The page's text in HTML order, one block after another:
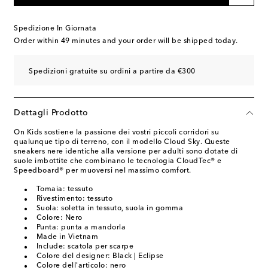
Spedizione In Giornata
Order within 49 minutes and your order will be shipped today.
Spedizioni gratuite su ordini a partire da €300
Dettagli Prodotto
On Kids sostiene la passione dei vostri piccoli corridori su
qualunque tipo di terreno, con il modello Cloud Sky. Queste
sneakers nere identiche alla versione per adulti sono dotate di
suole imbottite che combinano le tecnologia CloudTec® e
Speedboard® per muoversi nel massimo comfort.
Tomaia: tessuto
Rivestimento: tessuto
Suola: soletta in tessuto, suola in gomma
Colore: Nero
Punta: punta a mandorla
Made in Vietnam
Include: scatola per scarpe
Colore del designer: Black | Eclipse
Colore dell'articolo: nero